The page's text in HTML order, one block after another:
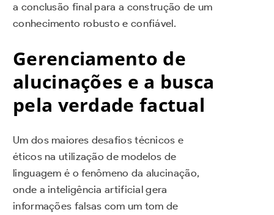
a conclusão final para a construção de um
conhecimento robusto e confiável.
Gerenciamento de
alucinações e a busca
pela verdade factual
Um dos maiores desafios técnicos e
éticos na utilização de modelos de
linguagem é o fenômeno da alucinação,
onde a inteligência artificial gera
informações falsas com um tom de